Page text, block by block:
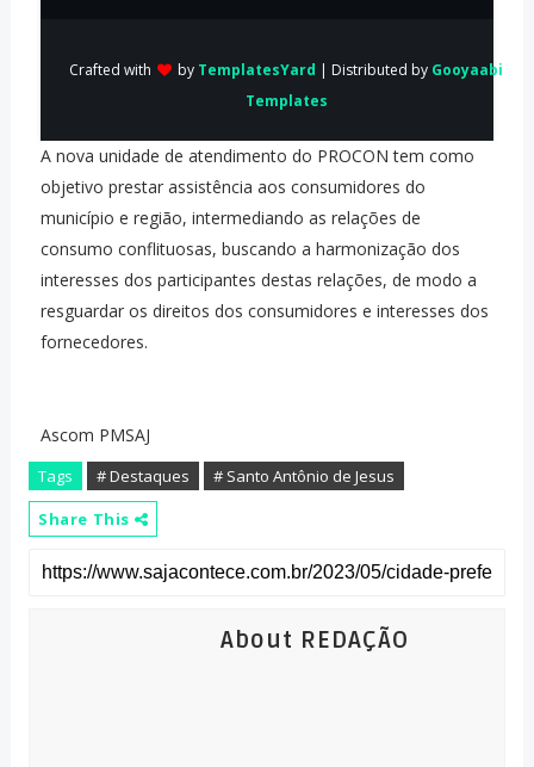
Crafted with by TemplatesYard | Distributed by Gooyaabi
Templates
A nova unidade de atendimento do PROCON tem como
objetivo prestar assistência aos consumidores do
município e região, intermediando as relações de
consumo conflituosas, buscando a harmonização dos
interesses dos participantes destas relações, de modo a
resguardar os direitos dos consumidores e interesses dos
fornecedores.
Ascom PMSAJ
Tags # Destaques
# Santo Antônio de Jesus
Share This
About REDAÇÃO